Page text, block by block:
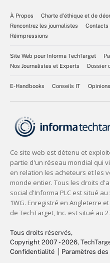
À Propos
Charte d’éthique et de
Rencontrez les journalistes
Contacts
Réimpressions
Site Web pour Informa TechTarget
Nos Journalistes et Experts
Dossier
E-Handbooks Conseils IT Opinions
Tous droits réservés,
Copyright 2007 - 2026,
Confidentialité
Paramètres des